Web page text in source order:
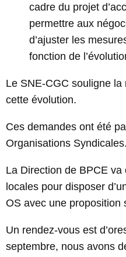
cadre du projet
permettre aux
d’ajuster les
fonction de
Le SNE-CGC souligne la
cette évolution.
Ces demandes ont été
Organisations Syndicales.
La Direction de BPCE
locales pour disposer
OS avec une proposition
Un rendez-vous est
septembre, nous avons